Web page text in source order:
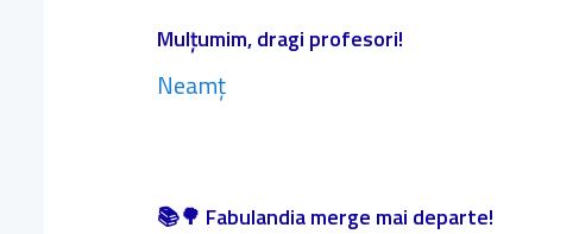
Mulțumim, dragi profesori!
Neamț
📚🌳 Fabulandia merge mai departe!